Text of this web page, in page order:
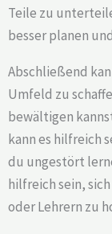
Teile zu
besser planen
Abschließend
Umfeld zu
bewältigen
kann es hilfreich
du ungestört
hilfreich sein,
oder Lehrern zu